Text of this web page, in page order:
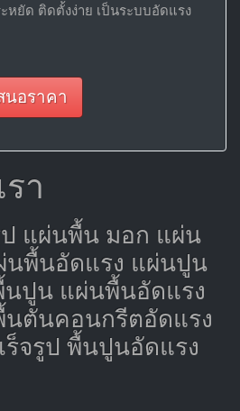
หยัด ติดตั้งง่าย เป็นระบบอัดแรง
นอราคา
า
แผ่นพื้น มอก แผ่น
นพื้นอัดแรง แผ่นปูน
ปูน แผ่นพื้นอัดแรง
นตันคอนกรีตอัดแรง
จรูป พื้นปูนอัดแรง